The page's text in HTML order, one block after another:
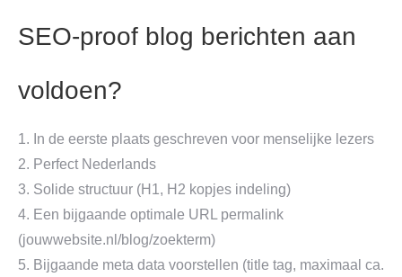
SEO-proof blog berichten aan
voldoen?
1. In de eerste plaats geschreven voor menselijke lezers
2. Perfect Nederlands
3. Solide structuur (H1, H2 kopjes indeling)
4. Een bijgaande optimale URL permalink
(jouwwebsite.nl/blog/zoekterm)
5. Bijgaande meta data voorstellen (title tag, maximaal ca.